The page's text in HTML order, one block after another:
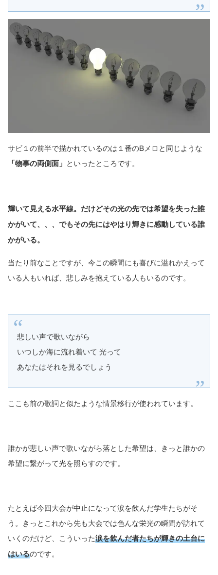
サビ１の前半で描かれているのは１番のBメロと同じような
「物事の両側面」 といったところです。
輝いて見える水平線。だけどその光の先では希望を失った誰
かがいて、、、でもその先にはやはり輝きに感動している誰
かがいる。
当たり前なことですが、今この瞬間にも喜びに溢れかえって
いる人もいれば、悲しみを抱えている人もいるのです。
悲しい声で歌いながら
いつしか海に流れ着いて 光って
あなたはそれを見るでしょう
ここも前の歌詞と似たような情景移行が使われています。
誰かが悲しい声で歌いながら落とした希望は、きっと誰かの
希望に繋がって光を照らすのです。
たとえば今回大会が中止になって涙を飲んだ学生たちがそ
う。きっとこれから先も大会では色んな栄光の瞬間が訪れて
いくのだけど、こういった涙を飲んだ者たちが輝きの土台に
はいるのです。